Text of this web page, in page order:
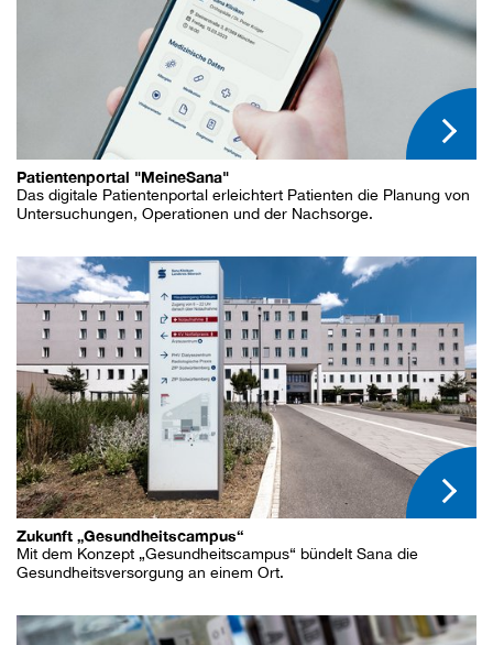
Patientenportal "MeineSana"
Das digitale Patientenportal erleichtert Patienten die Planung von
Untersuchungen, Operationen und der Nachsorge.
Zukunft „Gesundheitscampus“
Mit dem Konzept „Gesundheitscampus“ bündelt Sana die
Gesundheitsversorgung an einem Ort.